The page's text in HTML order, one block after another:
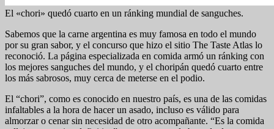
El «chori» quedó cuarto en un ránking mundial de sanguches.
Sabemos que la carne argentina es muy famosa en todo el mundo
por su gran sabor, y el concurso que hizo el sitio The Taste Atlas lo
reconoció. La página especializada en comida armó un ránking con
los mejores sanguches del mundo, y el choripán quedó cuarto entre
los más sabrosos, muy cerca de meterse en el podio.
El “chori”, como es conocido en nuestro país, es una de las comidas
infaltables a la hora de hacer un asado, incluso es válido para
almorzar o cenar sin necesidad de otro acompañante. “Es la comida